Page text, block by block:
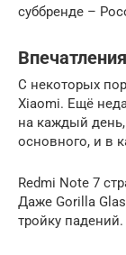
суббренде –
С некоторых
Xiaomi. Ещё
на каждый
основного, и в
Redmi Note 7
Даже Gorilla
тройку падений.